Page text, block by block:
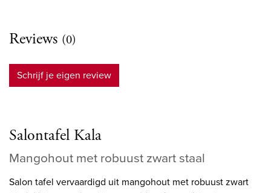
Reviews (0)
Schrijf je eigen review
Salontafel Kala
Mangohout met robuust zwart staal
Salon tafel vervaardigd uit mangohout met robuust zwart